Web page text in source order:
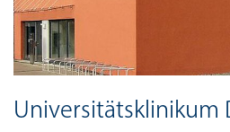
Universitätsklinikum